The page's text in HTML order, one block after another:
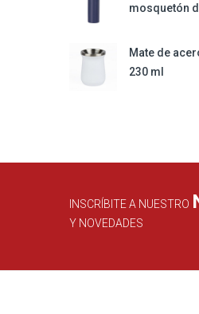
mosquetón
Mate de
230 ml
INSCRÍBITE A NUESTRO
Y NOVEDADES